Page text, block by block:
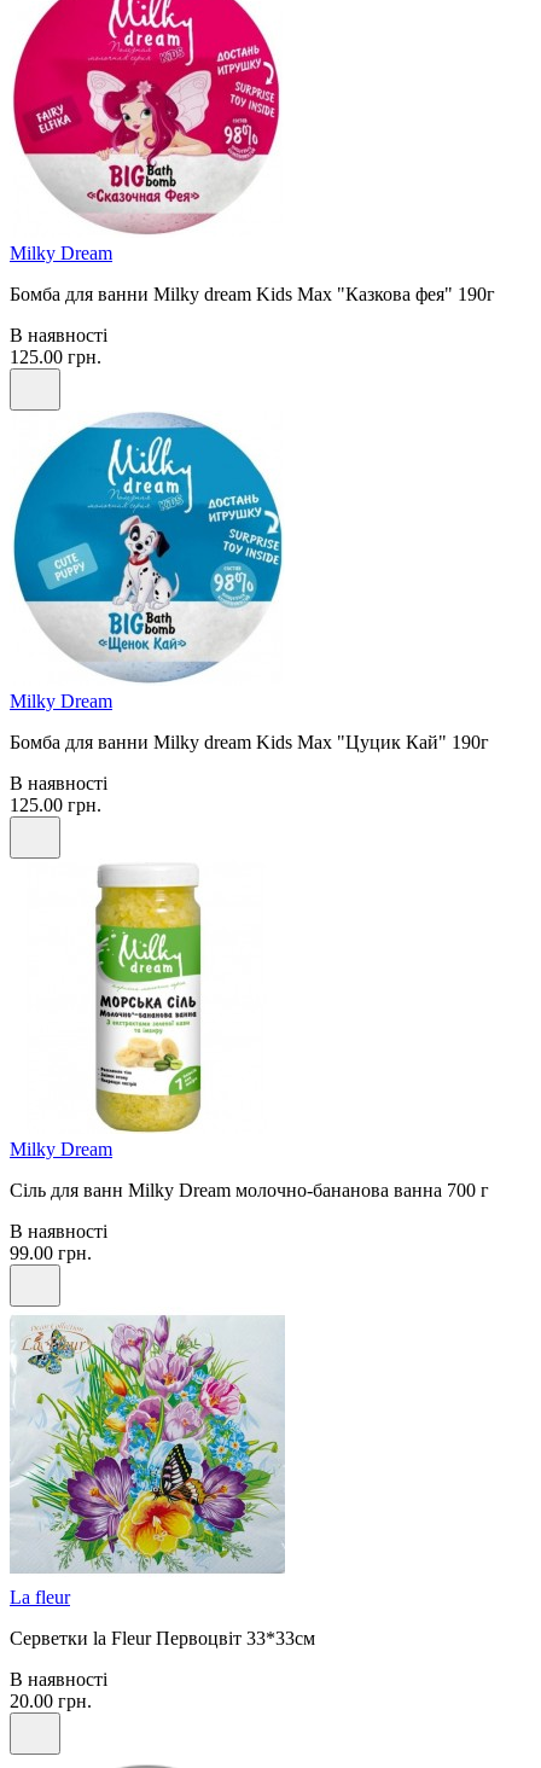
Milky Dream
Бомба для ванни Milky dream Kids Max "Казкова фея" 190г
В наявності
125.00 грн.
Milky Dream
Бомба для ванни Milky dream Kids Max "Цуцик Кай" 190г
В наявності
125.00 грн.
Milky Dream
Сіль для ванн Milky Dream молочно-бананова ванна 700 г
В наявності
99.00 грн.
La fleur
Серветки la Fleur Первоцвіт 33*33см
В наявності
20.00 грн.